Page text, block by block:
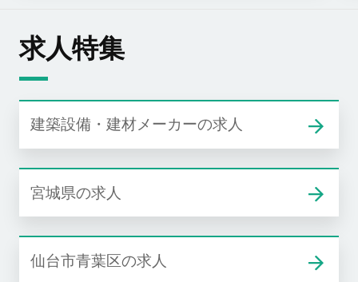
求人特集
建築設備・建材メーカーの求人
宮城県の求人
仙台市青葉区の求人